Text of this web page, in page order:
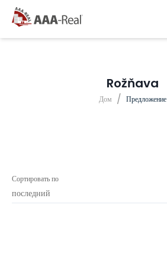
Rožňava
Дом / Предложение
Сортировать по